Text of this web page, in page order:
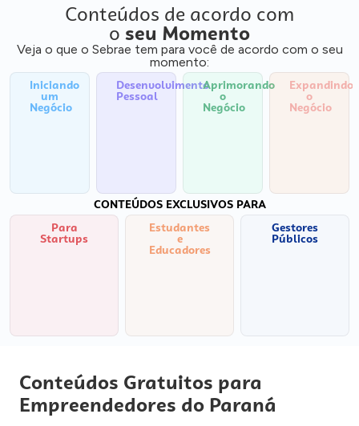
Conteúdos de acordo com
o seu Momento
Veja o que o Sebrae tem para você de acordo com o seu
momento:
Iniciando
um
Negócio
Desenvolvimento
Pessoal
Aprimorando
o
Negócio
Expandindo
o
Negócio
CONTEÚDOS EXCLUSIVOS PARA
Para
Startups
Estudantes
e
Educadores
Gestores
Públicos
Conteúdos Gratuitos para
Empreendedores do Paraná